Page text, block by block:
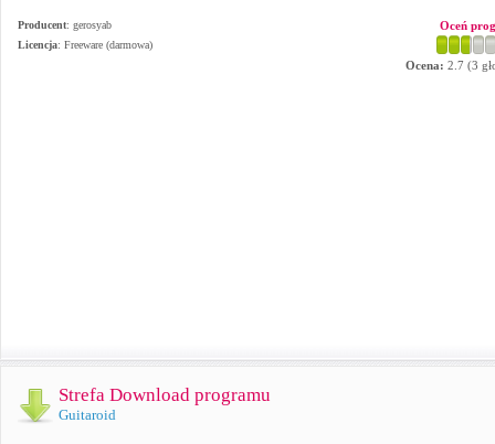
Producent: gerosyab
Licencja: Freeware (darmowa)
Oceń
Ocena: 2.7 (3
Strefa Download programu
Guitaroid